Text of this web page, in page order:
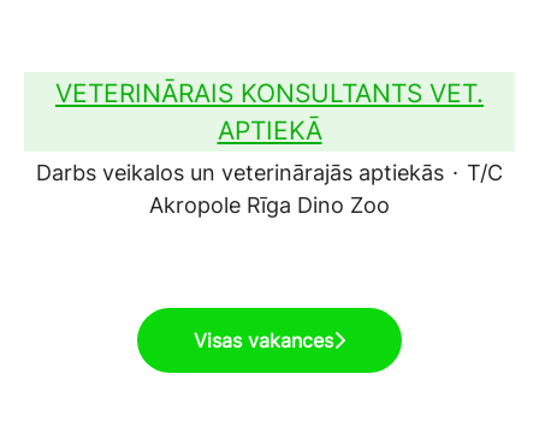
VETERINĀRAIS KONSULTANTS VET.
APTIEKĀ
Darbs veikalos un veterinārajās aptiekās · T/C
Akropole Rīga Dino Zoo
Visas vakances